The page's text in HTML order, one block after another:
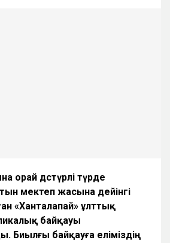
орай дәстүрлі түрде
мектеп жасына дейінгі
«Ханталапай» ұлттық
байқауы
Биылғы байқауға еліміздің